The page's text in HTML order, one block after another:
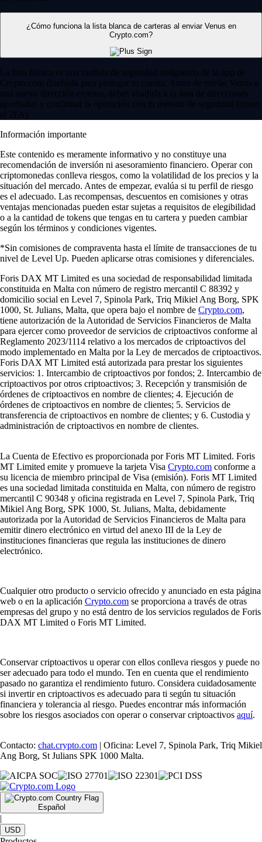
¿Cómo funciona la lista blanca de carteras al enviar Venus en
Crypto.com?
La lista blanca es una medida de seguridad obligatoria de la app de
Crypto.com diseñada para proteger tu cuenta. Antes de enviar Venus a
una nueva dirección externa, debes añadirla a tu lista de direcciones
aprobadas y confirmar la operación con tu método de seguridad (como
el 2FA).
Información importante
Este contenido es meramente informativo y no constituye una
recomendación de inversión ni asesoramiento financiero. Operar con
criptomonedas conlleva riesgos, como la volatilidad de los precios y la
situación del mercado. Antes de empezar, evalúa si tu perfil de riesgo
es el adecuado. Las recompensas, descuentos en comisiones y otras
ventajas mencionadas pueden estar sujetas a requisitos de elegibilidad
o a la cantidad de tokens que tengas en tu cartera y pueden cambiar
según los términos y condiciones vigentes.
*Sin comisiones de compraventa hasta el límite de transacciones de tu
nivel de Level Up. Pueden aplicarse otras comisiones y diferenciales.
Foris DAX MT Limited es una sociedad de responsabilidad limitada
constituida en Malta con número de registro mercantil C 88392 y
domicilio social en Level 7, Spinola Park, Triq Mikiel Ang Borg, SPK
1000, St. Julians, Malta, que opera bajo el nombre de Crypto.com,
tiene autorización de la Autoridad de Servicios Financieros de Malta
para ejercer como proveedor de servicios de criptoactivos conforme al
Reglamento 2023/1114 relativo a los mercados de criptoactivos del
modo implementado en Malta por la Ley de mercados de criptoactivos.
Foris DAX MT Limited está autorizada para prestar los siguientes
servicios: 1. Intercambio de criptoactivos por fondos; 2. Intercambio de
criptoactivos por otros criptoactivos; 3. Recepción y transmisión de
órdenes de criptoactivos en nombre de clientes; 4. Ejecución de
órdenes de criptoactivos en nombre de clientes; 5. Servicios de
transferencia de criptoactivos en nombre de clientes; y 6. Custodia y
administración de criptoactivos en nombre de clientes.
La Cuenta de Efectivo es proporcionada por Foris MT Limited. Foris
MT Limited emite y promueve la tarjeta Visa Crypto.com conforme a
su licencia de miembro principal de Visa (emisión). Foris MT Limited
es una sociedad limitada constituida en Malta, con número de registro
mercantil C 90348 y oficina registrada en Level 7, Spinola Park, Triq
Mikiel Ang Borg, SPK 1000, St. Julians, Malta, debidamente
autorizada por la Autoridad de Servicios Financieros de Malta para
emitir dinero electrónico en virtud del anexo III de la Ley de
instituciones financieras que regula las instituciones de dinero
electrónico.
Cualquier otro producto o servicio ofrecido y anunciado en esta página
web o en la aplicación Crypto.com se proporciona a través de otras
empresas del grupo y no está dentro de los servicios regulados de Foris
DAX MT Limited o Foris MT Limited.
Conservar criptoactivos u operar con ellos conlleva riesgos y puede no
ser adecuado para todo el mundo. Ten en cuenta que el rendimiento
pasado no garantiza el rendimiento futuro. Considera cuidadosamente
si invertir en criptoactivos es adecuado para ti según tu situación
financiera y tolerancia al riesgo. Puedes encontrar más información
sobre los riesgos asociados con operar o conservar criptoactivos aquí.
Contacto: chat.crypto.com | Oficina: Level 7, Spinola Park, Triq Mikiel
Ang Borg, St Julians SPK 1000 Malta.
Español
|
USD